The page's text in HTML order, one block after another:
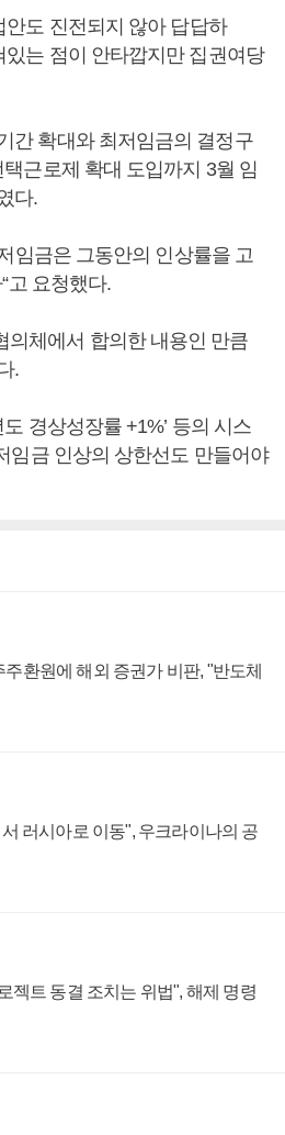
안도 진전되지 않아 답답하
있는 점이 안타깝지만 집권여당
간 확대와 최저임금의 결정구
근로제 확대 도입까지 3월 임
다.
임금은 그동안의 인상률을 고
고 요청했다.
의체에서 합의한 내용인 만큼
.
경상성장률 +1%’ 등의 시스
임금 인상의 상한선도 만들어야
환원에 해외 증권가 비판, "반도체
러시아로 이동", 우크라이나의 공
젝트 동결 조치는 위법", 해제 명령